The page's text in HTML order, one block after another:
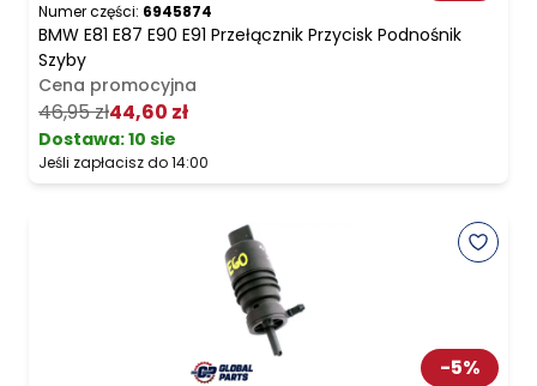
Numer części: 6945874
BMW E81 E87 E90 E91 Przełącznik Przycisk Podnośnik
Szyby
Cena promocyjna
46,95 zł44,60 zł
Dostawa:10 sie
Jeśli zapłacisz do 14:00
-5%